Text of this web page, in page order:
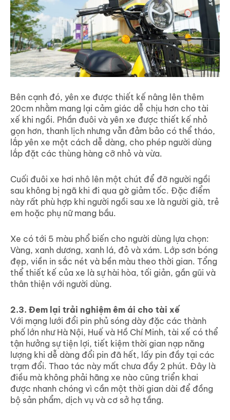
Bên cạnh đó, yên xe được thiết kế nâng lên thêm
20cm nhằm mang lại cảm giác dễ chịu hơn cho tài
xế khi ngồi. Phần đuôi và yên xe được thiết kế nhỏ
gọn hơn, thanh lịch nhưng vẫn đảm bảo có thể tháo,
lắp yên xe một cách dễ dàng, cho phép người dùng
lắp đặt các thùng hàng cỡ nhỏ và vừa.
Cuối đuôi xe hơi nhô lên một chút để đỡ người ngồi
sau không bị ngã khi đi qua gờ giảm tốc. Đặc điểm
này rất phù hợp khi người ngồi sau xe là người già, trẻ
em hoặc phụ nữ mang bầu.
Xe có tới 5 màu phổ biến cho người dùng lựa chọn:
Vàng, xanh dương, xanh lá, đỏ và xám. Lớp sơn bóng
đẹp, viền in sắc nét và bền màu theo thời gian. Tổng
thể thiết kế của xe là sự hài hòa, tối giản, gần gũi và
thân thiện với người dùng.
2.3. Đem lại trải nghiệm êm ái cho tài xế
Với mạng lưới đổi pin phủ sóng dày đặc các thành
phố lớn như Hà Nội, Huế và Hồ Chí Minh, tài xế có thể
tận hưởng sự tiện lợi, tiết kiệm thời gian nạp năng
lượng khi dễ dàng đổi pin đã hết, lấy pin đầy tại các
trạm đổi. Thao tác này mất chưa đầy 2 phút. Đây là
điều mà không phải hãng xe nào cũng triển khai
được nhanh chóng vì cần một thời gian dài để đồng
bộ sản phẩm, dịch vụ và cơ sở hạ tầng.